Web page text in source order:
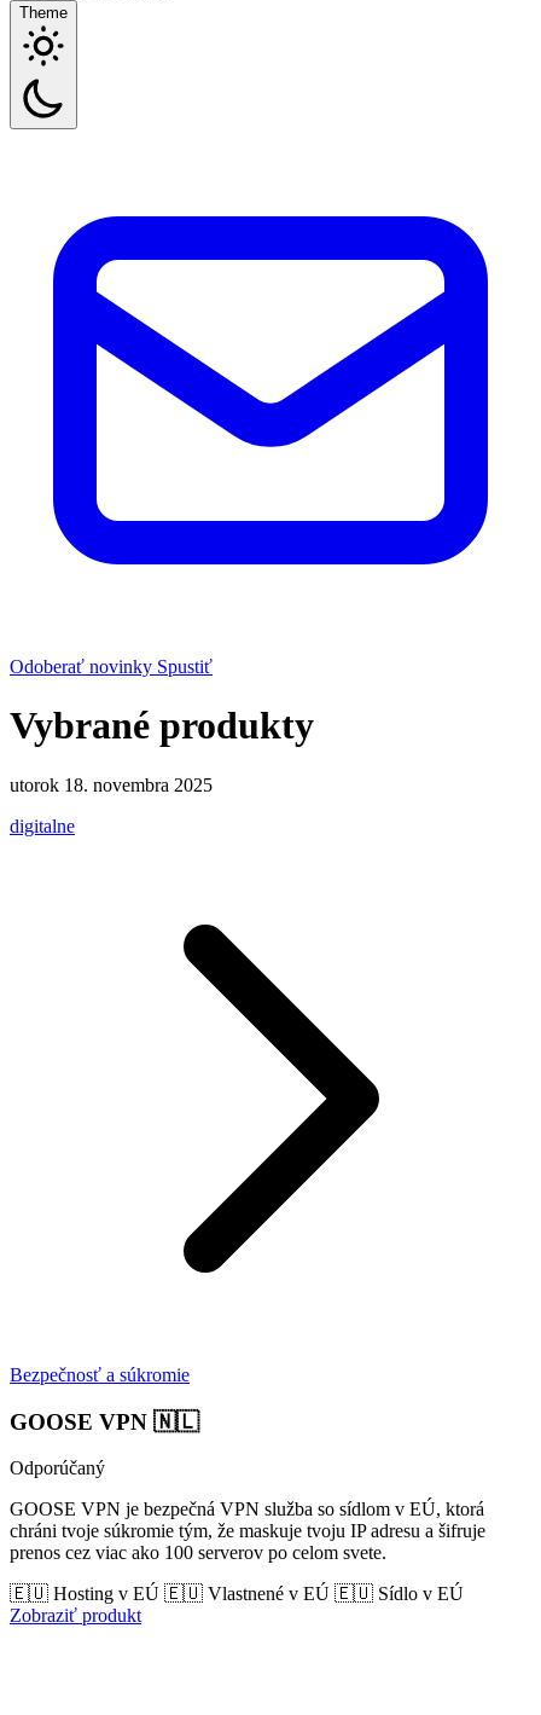
Theme
Odoberať novinky Spustiť
Vybrané produkty
utorok 18. novembra 2025
digitalne
Bezpečnosť a súkromie
GOOSE VPN 🇳🇱
Odporúčaný
GOOSE VPN je bezpečná VPN služba so sídlom v EÚ, ktorá
chráni tvoje súkromie tým, že maskuje tvoju IP adresu a šifruje
prenos cez viac ako 100 serverov po celom svete.
🇪🇺 Hosting v EÚ 🇪🇺 Vlastnené v EÚ 🇪🇺 Sídlo v EÚ
Zobraziť produkt